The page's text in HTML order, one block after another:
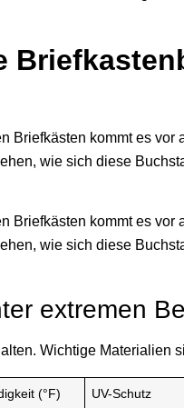
Briefkästen kommt es
wie sich diese
Briefkästen kommt es
wie sich diese
extremen
Wichtige Materialien
(°F) UV-Schutz